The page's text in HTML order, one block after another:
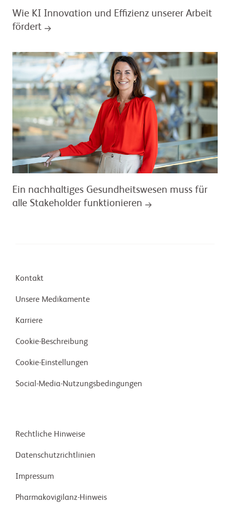
Wie KI Innovation und Effizienz unserer Arbeit
fördert
Ein nachhaltiges Gesundheitswesen muss für
alle Stakeholder funktionieren
Kontakt
Unsere Medikamente
Karriere
Cookie-Beschreibung
Cookie-Einstellungen
Social-Media-Nutzungsbedingungen
Rechtliche Hinweise
Daten­schutz­richt­linien
Impressum
Pharma­kovigilanz-Hinweis